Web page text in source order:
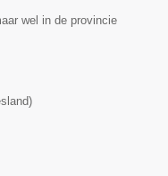
wel in de provincie
)